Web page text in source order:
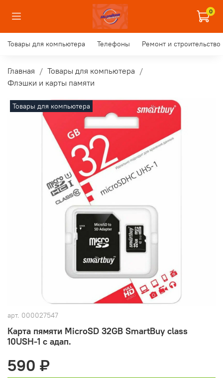
0
Товары для компьютера Телефоны Ремонт и строительство
Главная
Товары для компьютера
Флэшки и карты памяти
Товары для компьютера
арт. 000027547
Карта пямяти MicroSD 32GB SmartBuy class
10USH-1 с адап.
590 ₽